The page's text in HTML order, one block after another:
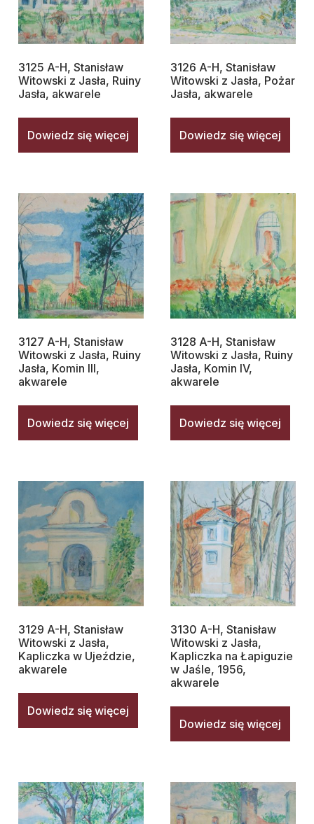
3125 A-H, Stanisław
Witowski z Jasła, Ruiny
Jasła, akwarele
Dowiedz się więcej
3126 A-H, Stanisław
Witowski z Jasła, Pożar
Jasła, akwarele
Dowiedz się więcej
3127 A-H, Stanisław
Witowski z Jasła, Ruiny
Jasła, Komin III,
akwarele
Dowiedz się więcej
3128 A-H, Stanisław
Witowski z Jasła, Ruiny
Jasła, Komin IV,
akwarele
Dowiedz się więcej
3129 A-H, Stanisław
Witowski z Jasła,
Kapliczka w Ujeździe,
akwarele
Dowiedz się więcej
3130 A-H, Stanisław
Witowski z Jasła,
Kapliczka na Łapiguzie
w Jaśle, 1956,
akwarele
Dowiedz się więcej